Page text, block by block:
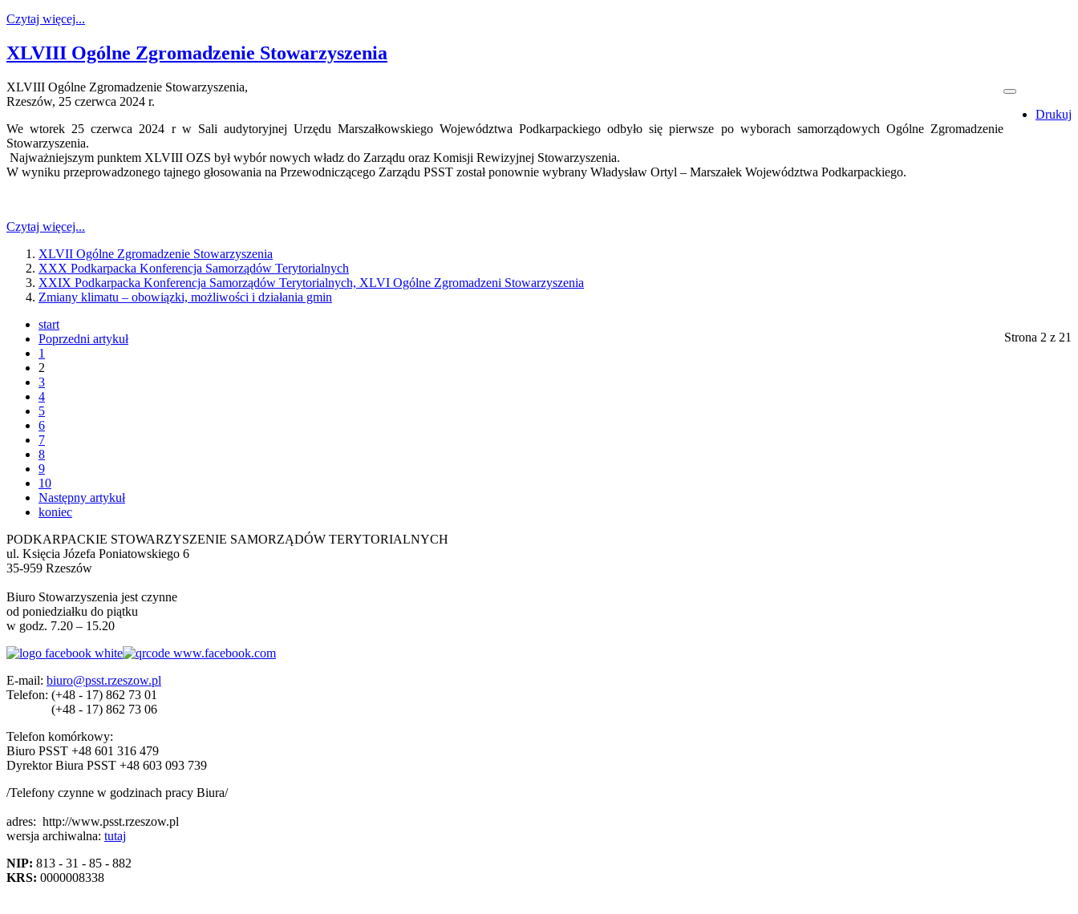
Czytaj więcej...
XLVIII Ogólne Zgromadzenie Stowarzyszenia
Drukuj
XLVIII Ogólne Zgromadzenie Stowarzyszenia,
Rzeszów, 25 czerwca 2024 r.
We wtorek 25 czerwca 2024 r w Sali audytoryjnej Urzędu Marszałkowskiego Województwa Podkarpackiego odbyło się pierwsze po wyborach samorządowych Ogólne Zgromadzenie
Stowarzyszenia.
Najważniejszym punktem XLVIII OZS był wybór nowych władz do Zarządu oraz Komisji Rewizyjnej Stowarzyszenia.
W wyniku przeprowadzonego tajnego głosowania na Przewodniczącego Zarządu PSST został ponownie wybrany Władysław Ortyl – Marszałek Województwa Podkarpackiego.
Czytaj więcej...
XLVII Ogólne Zgromadzenie Stowarzyszenia
XXX Podkarpacka Konferencja Samorządów Terytorialnych
XXIX Podkarpacka Konferencja Samorządów Terytorialnych, XLVI Ogólne Zgromadzeni Stowarzyszenia
Zmiany klimatu – obowiązki, możliwości i działania gmin
Strona 2 z 21
start
Poprzedni artykuł
1
2
3
4
5
6
7
8
9
10
Następny artykuł
koniec
PODKARPACKIE STOWARZYSZENIE SAMORZĄDÓW TERYTORIALNYCH
ul. Księcia Józefa Poniatowskiego 6
35-959 Rzeszów
Biuro Stowarzyszenia jest czynne
od poniedziałku do piątku
w godz. 7.20 – 15.20
E-mail: biuro@psst.rzeszow.pl
Telefon: (+48 - 17) 862 73 01
(+48 - 17) 862 73 06
Telefon komórkowy:
Biuro PSST +48 601 316 479
Dyrektor Biura PSST +48 603 093 739
/Telefony czynne w godzinach pracy Biura/
adres: http://www.psst.rzeszow.pl
wersja archiwalna: tutaj
NIP: 813 - 31 - 85 - 882
KRS: 0000008338